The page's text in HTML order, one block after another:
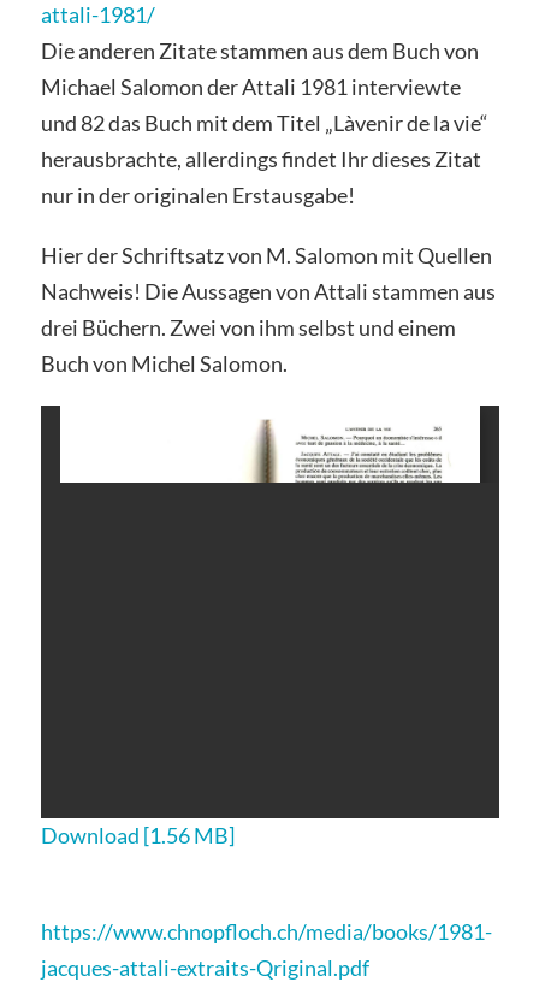
attali-1981/
Die anderen Zitate stammen aus dem Buch von
Michael Salomon der Attali 1981 interviewte
und 82 das Buch mit dem Titel „Làvenir de la vie“
herausbrachte, allerdings findet Ihr dieses Zitat
nur in der originalen Erstausgabe!
Hier der Schriftsatz von M. Salomon mit Quellen
Nachweis! Die Aussagen von Attali stammen aus
drei Büchern. Zwei von ihm selbst und einem
Buch von Michel Salomon.
Download [1.56 MB]
https://www.chnopfloch.ch/media/books/1981-
jacques-attali-extraits-Qriginal.pdf